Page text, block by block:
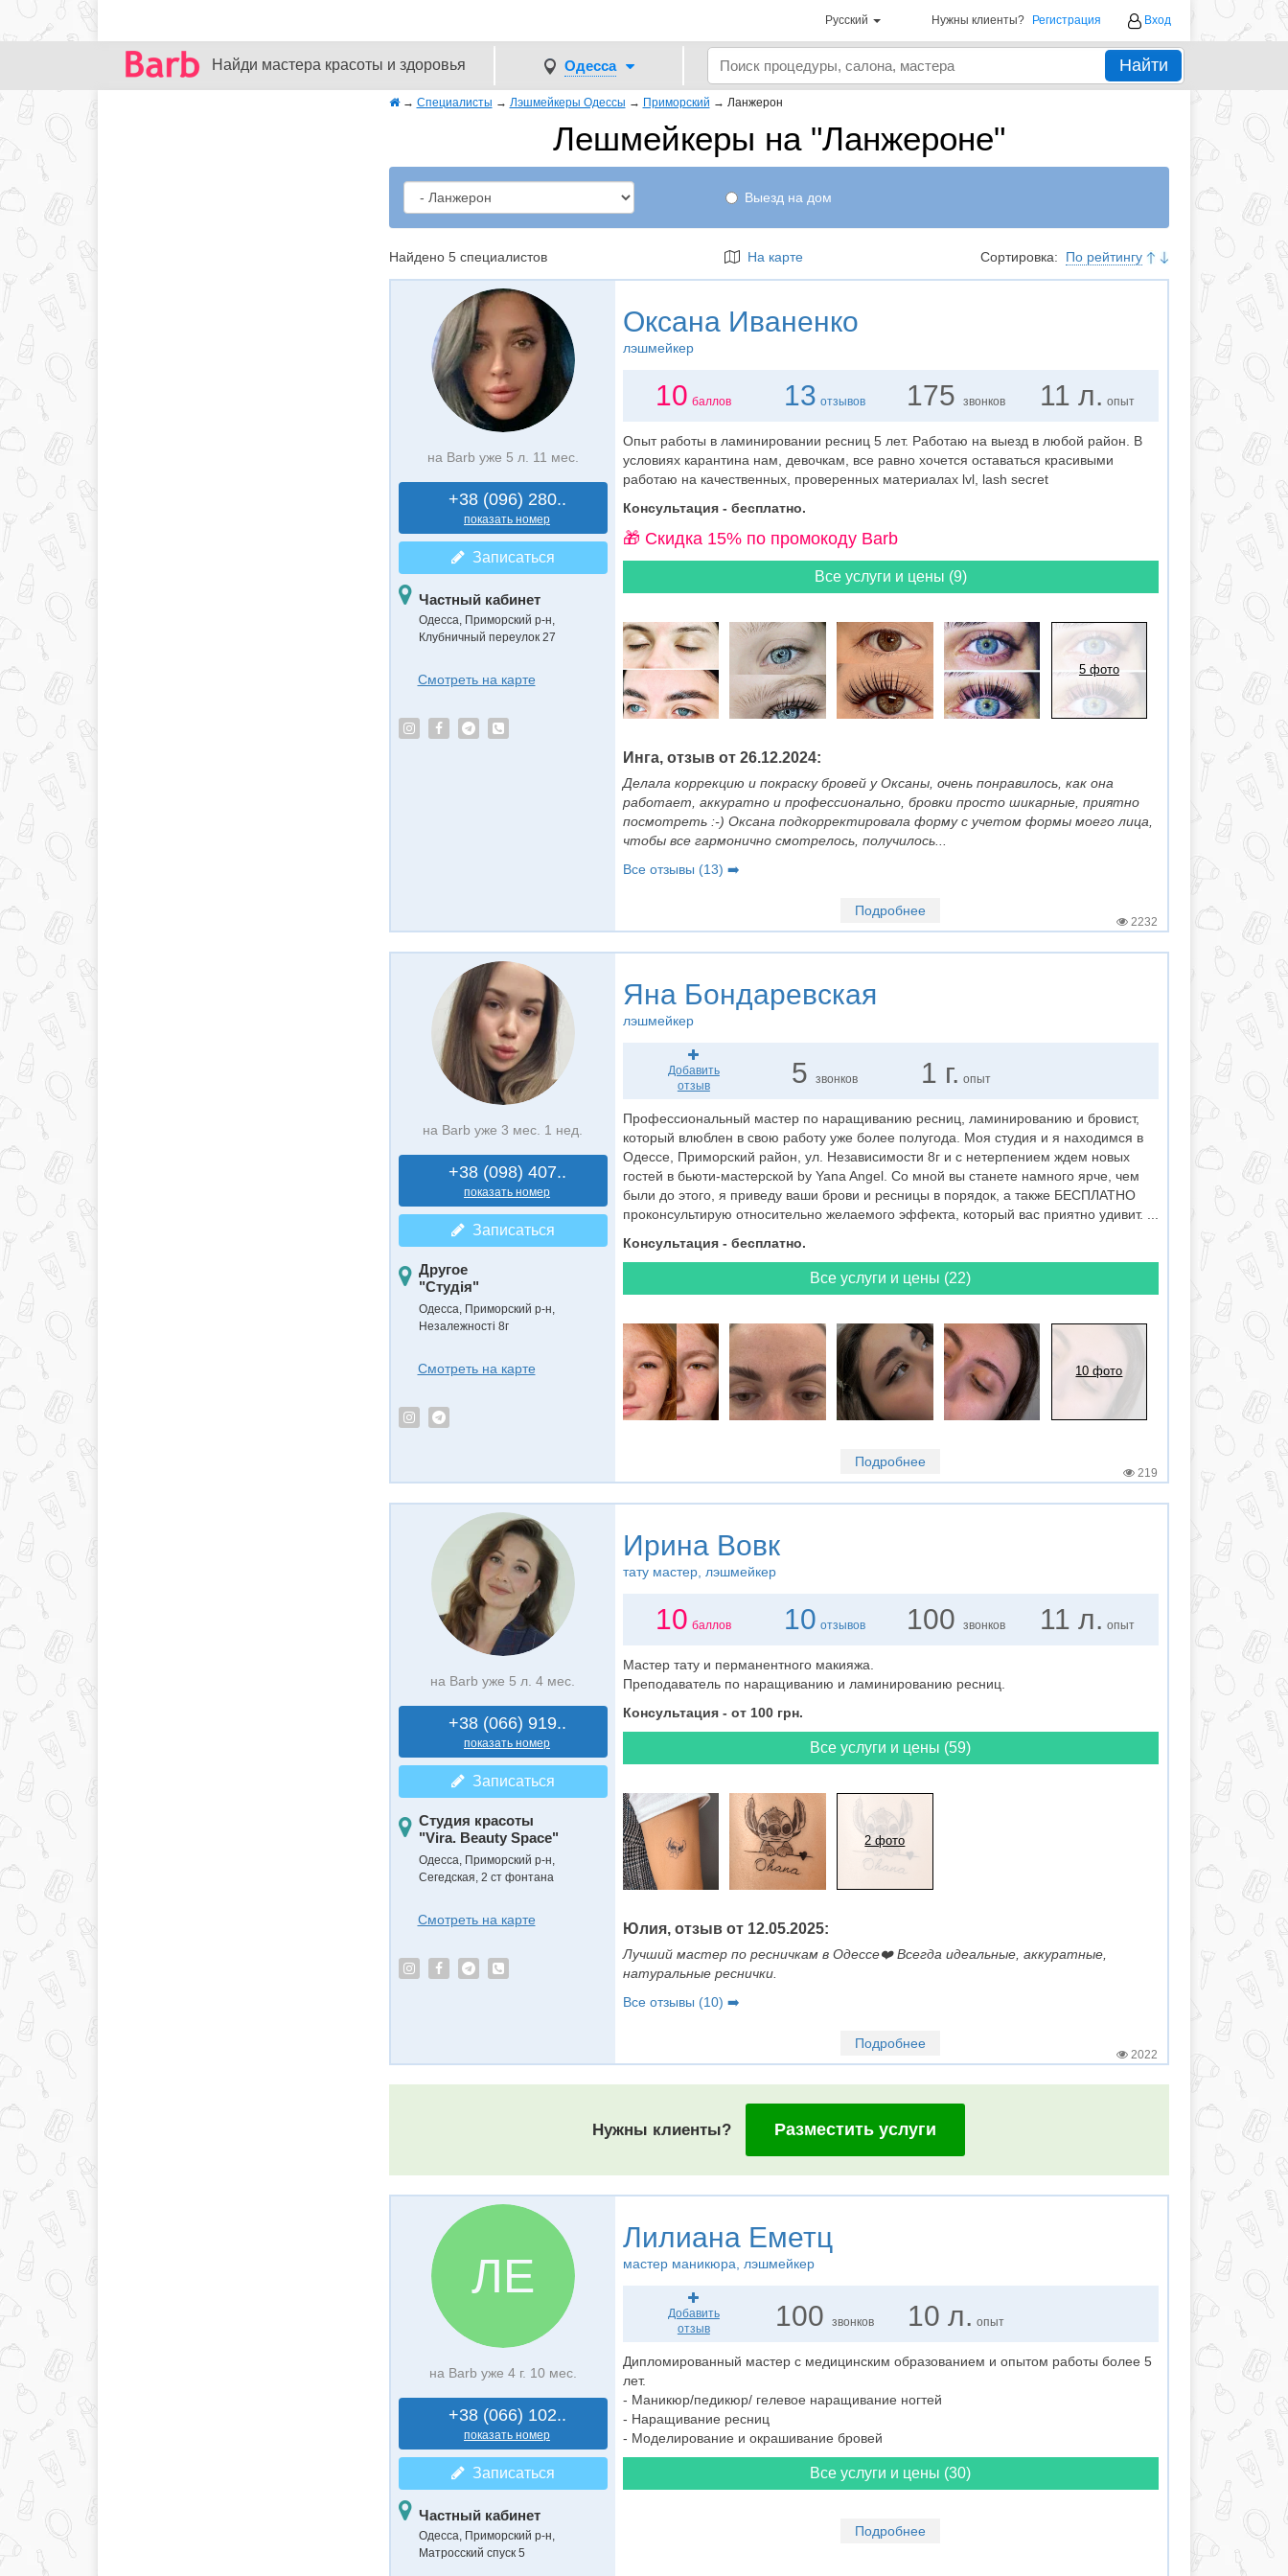
Русский Нужны клиенты? Регистрация Вход
Найди мастера красоты и здоровья Одесса Найти
→ Специалисты → Лэшмейкеры Одессы → Приморский → Ланжерон
Лешмейкеры на "Ланжероне"
Выезд на дом
Найдено 5 специалистов На карте Сортировка: По рейтингу
на Barb уже 5 л. 11 мес.
+38 (096) 280..
показать номер
Записаться
Частный кабинет
Одесса, Приморский р-н,
Клубничный переулок 27
Смотреть на карте
Оксана Иваненко
лэшмейкер
10 баллов 13 отзывов 175 звонков 11 л. опыт
Опыт работы в ламинировании ресниц 5 лет. Работаю на выезд в любой район. В
условиях карантина нам, девочкам, все равно хочется оставаться красивыми
работаю на качественных, проверенных материалах lvl, lash secret
Консультация - бесплатно.
🎁 Cкидка 15% по промокоду Barb
Все услуги и цены (9)
5 фото
Инга, отзыв от 26.12.2024:
Делала коррекцию и покраску бровей у Оксаны, очень понравилось, как она
работает, аккуратно и профессионально, бровки просто шикарные, приятно
посмотреть :-) Оксана подкорректировала форму с учетом формы моего лица,
чтобы все гармонично смотрелось, получилось...
Все отзывы (13) ➡️
Подробнее
2232
на Barb уже 3 мес. 1 нед.
+38 (098) 407..
показать номер
Записаться
Другое
"Студія"
Одесса, Приморский р-н,
Незалежності 8г
Смотреть на карте
Яна Бондаревская
лэшмейкер
Добавить
отзыв
5звонков 1 г. опыт
Профессиональный мастер по наращиванию ресниц, ламинированию и бровист,
который влюблен в свою работу уже более полугода. Моя студия и я находимся в
Одессе, Приморский район, ул. Независимости 8г и с нетерпением ждем новых
гостей в бьюти-мастерской by Yana Angel. Со мной вы станете намного ярче, чем
были до этого, я приведу ваши брови и ресницы в порядок, а также БЕСПЛАТНО
проконсультирую относительно желаемого эффекта, который вас приятно удивит. ...
Консультация - бесплатно.
Все услуги и цены (22)
10 фото
Подробнее
219
на Barb уже 5 л. 4 мес.
+38 (066) 919..
показать номер
Записаться
Студия красоты
"Vira. Beauty Space"
Одесса, Приморский р-н,
Сегедская, 2 ст фонтана
Смотреть на карте
Ирина Вовк
тату мастер, лэшмейкер
10 баллов 10 отзывов 100 звонков 11 л. опыт
Мастер тату и перманентного макияжа.
Преподаватель по наращиванию и ламинированию ресниц.
Консультация - от 100 грн.
Все услуги и цены (59)
2 фото
Юлия, отзыв от 12.05.2025:
Лучший мастер по ресничкам в Одессе❤️ Всегда идеальные, аккуратные,
натуральные реснички.
Все отзывы (10) ➡️
Подробнее
2022
Нужны клиенты? Разместить услуги
ЛЕ
на Barb уже 4 г. 10 мес.
+38 (066) 102..
показать номер
Записаться
Частный кабинет
Одесса, Приморский р-н,
Матросский спуск 5
Лилиана Еметц
мастер маникюра , лэшмейкер
Добавить
отзыв
100звонков 10 л. опыт
Дипломированный мастер с медицинским образованием и опытом работы более 5
лет.
- Маникюр/педикюр/ гелевое наращивание ногтей
- Наращивание ресниц
- Моделирование и окрашивание бровей
Все услуги и цены (30)
Подробнее